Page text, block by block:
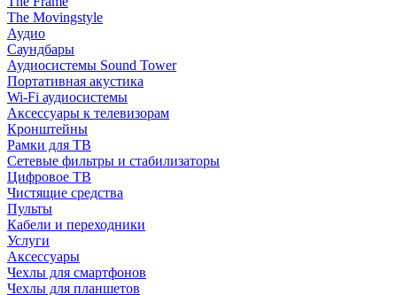
The Movingstyle
Аудио
Саундбары
Аудиосистемы Sound Tower
Портативная акустика
Wi-Fi аудиосистемы
Аксессуары к телевизорам
Кронштейны
Рамки для ТВ
Сетевые фильтры и стабилизаторы
Цифровое ТВ
Чистящие средства
Пульты
Кабели и переходники
Услуги
Аксессуары
Чехлы для смартфонов
Чехлы для планшетов